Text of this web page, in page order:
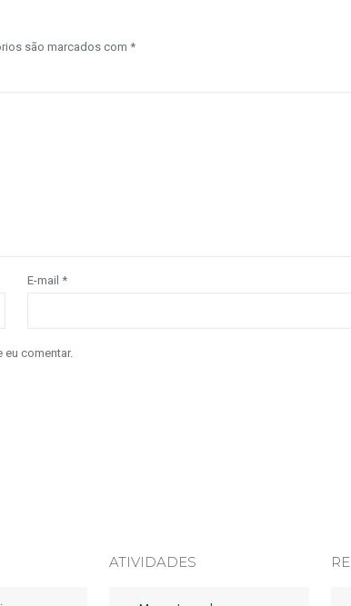
são marcados com *
E-mail *
comentar.
ATIVIDADES